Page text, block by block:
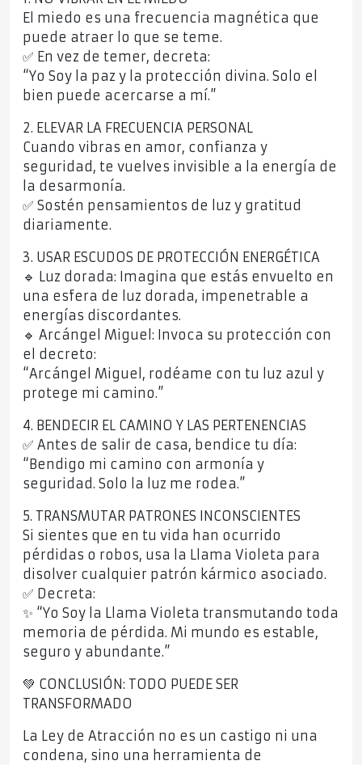
El miedo es una frecuencia magnética que
puede atraer lo que se teme.
✅ En vez de temer, decreta:
“Yo Soy la paz y la protección divina. Solo el
bien puede acercarse a mí.”
2. ELEVAR LA FRECUENCIA PERSONAL
Cuando vibras en amor, confianza y
seguridad, te vuelves invisible a la energía de
la desarmonía.
✅ Sostén pensamientos de luz y gratitud
diariamente.
3. USAR ESCUDOS DE PROTECCIÓN ENERGÉTICA
🔹 Luz dorada: Imagina que estás envuelto en
una esfera de luz dorada, impenetrable a
energías discordantes.
🔹 Arcángel Miguel: Invoca su protección con
el decreto:
“Arcángel Miguel, rodéame con tu luz azul y
protege mi camino.”
4. BENDECIR EL CAMINO Y LAS PERTENENCIAS
✅ Antes de salir de casa, bendice tu día:
“Bendigo mi camino con armonía y
seguridad. Solo la luz me rodea.”
5. TRANSMUTAR PATRONES INCONSCIENTES
Si sientes que en tu vida han ocurrido
pérdidas o robos, usa la Llama Violeta para
disolver cualquier patrón kármico asociado.
✅ Decreta:
✨ “Yo Soy la Llama Violeta transmutando toda
memoria de pérdida. Mi mundo es estable,
seguro y abundante.”
💚 CONCLUSIÓN: TODO PUEDE SER
TRANSFORMADO
La Ley de Atracción no es un castigo ni una
condena, sino una herramienta de